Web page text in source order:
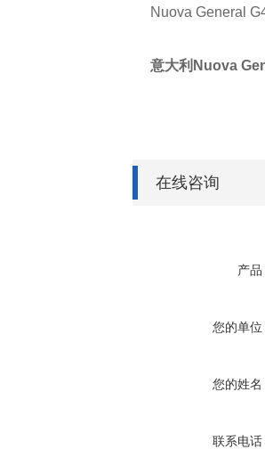
Nuova General
意大利Nuova
在线咨询
产品
您的单位
您的姓名
联系电话